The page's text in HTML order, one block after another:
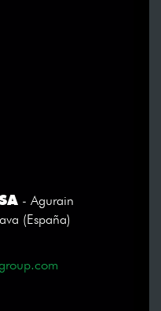
- Agurain
(España)